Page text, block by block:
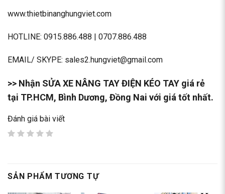
www.thietbinanghungviet.com
HOTLINE: 0915.886.488 | 0707.886.488
EMAIL/ SKYPE: sales2.hungviet@gmail.com
>> Nhận SỬA XE NÂNG TAY ĐIỆN KÉO TAY giá rẻ
tại TP.HCM, Bình Dương, Đồng Nai với giá tốt nhất.
Đánh giá bài viết
SẢN PHẨM TƯƠNG TỰ